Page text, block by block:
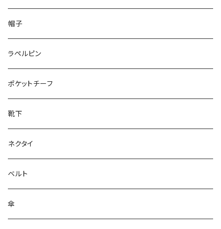
50/XL～
48/L
50/XL～
26cm～
27cm～
28cm～
帽子
ラペルピン
ポケットチーフ
靴下
ネクタイ
ベルト
傘